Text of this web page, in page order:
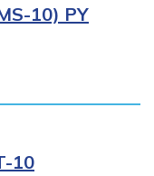
10) PY
10